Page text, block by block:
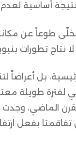
أساسية
طوعاً عن
تطورات
بل
لفترة
وجدت
تفاقمتا بفعل